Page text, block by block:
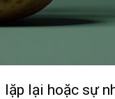
lại hoặc sự